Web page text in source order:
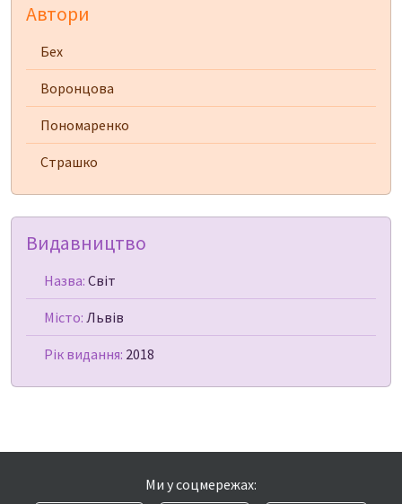
Автори
Бех
Воронцова
Пономаренко
Страшко
Видавництво
Назва: Світ
Місто: Львів
Рік видання: 2018
Ми у соцмережах: